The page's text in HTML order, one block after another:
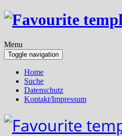
Menu
Toggle navigation
Home
Suche
Datenschutz
Kontakt/Impressum